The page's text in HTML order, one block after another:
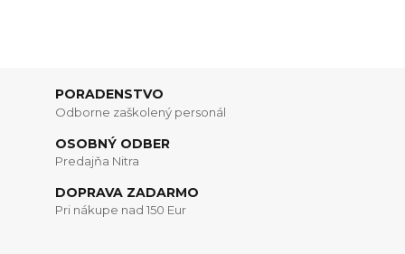
PORADENSTVO
Odborne zaškolený personál
OSOBNÝ ODBER
Predajňa Nitra
DOPRAVA ZADARMO
Pri nákupe nad 150 Eur